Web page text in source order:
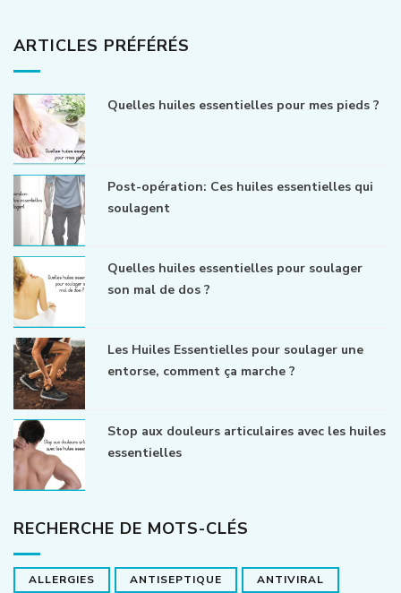
ARTICLES PRÉFÉRÉS
Quelles huiles essentielles pour mes pieds ?
Post-opération: Ces huiles essentielles qui
soulagent
Quelles huiles essentielles pour soulager
son mal de dos ?
Les Huiles Essentielles pour soulager une
entorse, comment ça marche ?
Stop aux douleurs articulaires avec les huiles
essentielles
RECHERCHE DE MOTS-CLÉS
ALLERGIES ANTISEPTIQUE ANTIVIRAL